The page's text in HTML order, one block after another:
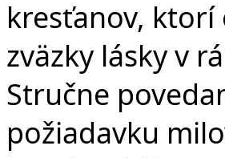
kresťanov,
zväzky lásky v
Stručne
požiadavku